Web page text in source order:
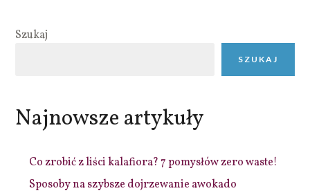
Szukaj
SZUKAJ
Najnowsze artykuły
Co zrobić z liści kalafiora? 7 pomysłów zero waste!
Sposoby na szybsze dojrzewanie awokado